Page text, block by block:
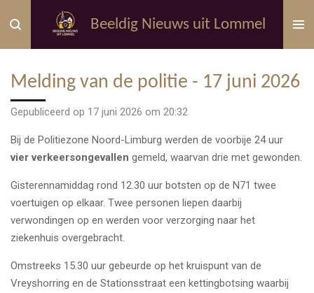
direct
naar
hoofdinhoud
Beeldig Nieuws uit Lommel
Melding van de politie - 17 juni 2026
Gepubliceerd op 17 juni 2026 om 20:32
Bij de Politiezone Noord-Limburg werden de voorbije 24 uur
vier verkeersongevallen gemeld, waarvan drie met gewonden.
Gisterennamiddag rond 12.30 uur botsten op de N71 twee
voertuigen op elkaar. Twee personen liepen daarbij
verwondingen op en werden voor verzorging naar het
ziekenhuis overgebracht.
Omstreeks 15.30 uur gebeurde op het kruispunt van de
Vreyshorring en de Stationsstraat een kettingbotsing waarbij